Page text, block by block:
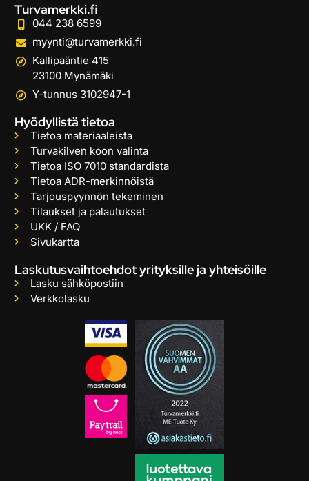
Turvamerkki.fi
044 238 6599
myynti@turvamerkki.fi
Kallipääntie 415
23100 Mynämäki
Y-tunnus 3102947-1
Hyödyllistä tietoa
Tietoa materiaaleista
Turvakilven koon valinta
Tietoa ISO 7010 standardista
Tietoa ADR-merkinnöistä
Tarjouspyynnön tekeminen
Tilaukset ja palautukset
UKK / FAQ
Sivukartta
Laskutusvaihtoehdot yrityksille ja yhteisöille
Lasku sähköpostiin
Verkkolasku